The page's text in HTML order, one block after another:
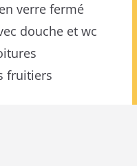
verre fermé
douche et wc
fruitiers